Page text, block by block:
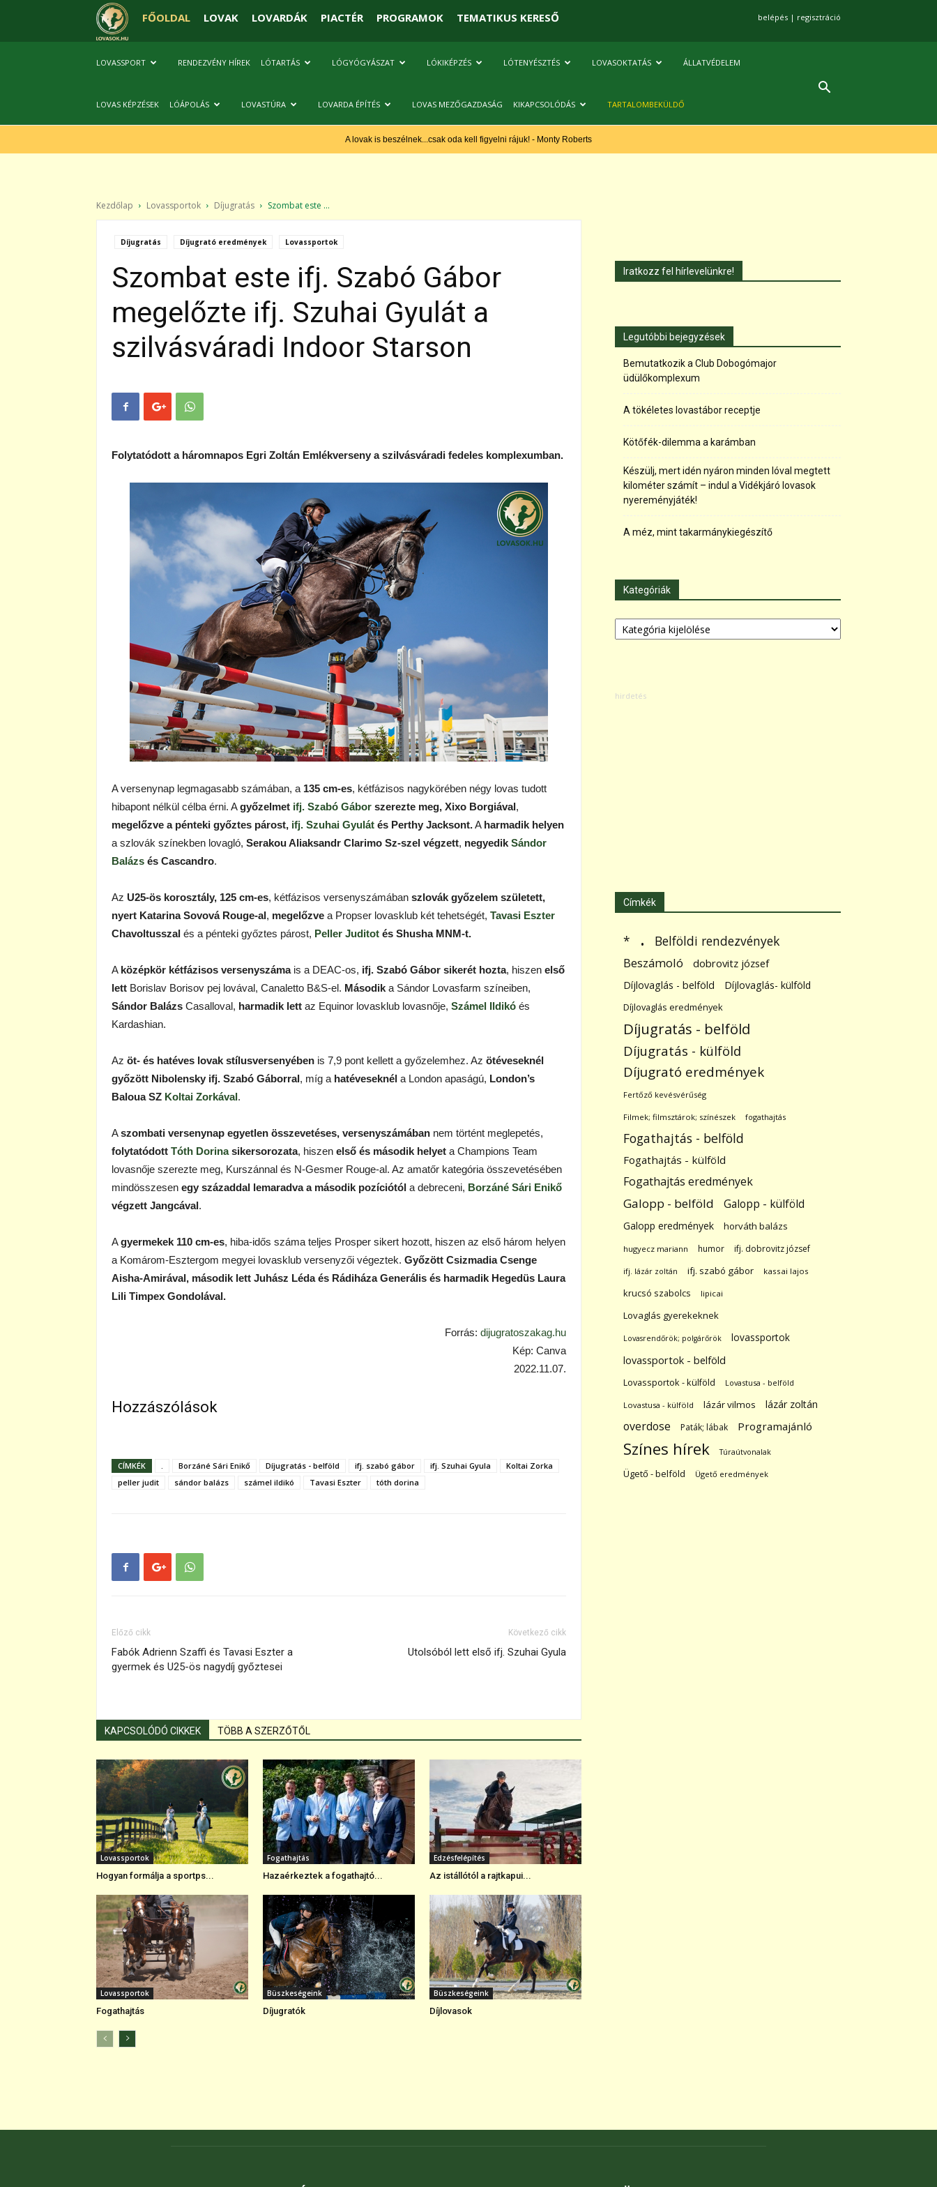
FŐOLDAL LOVAK LOVARDÁK PIACTÉR PROGRAMOK TEMATIKUS KERESŐ belépés | regisztráció
LOVASSPORT RENDEZVÉNY HÍREK LÓTARTÁS LÓGYÓGYÁSZAT LÓKIKÉPZÉS LÓTENYÉSZTÉS LOVASOKTATÁS ÁLLATVÉDELEM
LOVAS KÉPZÉSEK LÓÁPOLÁS LOVASTÚRA LOVARDA ÉPÍTÉS LOVAS MEZŐGAZDASÁG KIKAPCSOLÓDÁS TARTALOMBEKÜLDŐ
A lovak is beszélnek...csak oda kell figyelni rájuk! - Monty Roberts
Kezdőlap Lovassportok Díjugratás Szombat este ...
Díjugratás Díjugrató eredmények Lovassportok
Szombat este ifj. Szabó Gábor
megelőzte ifj. Szuhai Gyulát a
szilvásváradi Indoor Starson
Folytatódott a háromnapos Egri Zoltán Emlékverseny a szilvásváradi fedeles komplexumban.
A versenynap legmagasabb számában, a 135 cm-es, kétfázisos nagykörében négy lovas tudott
hibapont nélkül célba érni. Agyőzelmet ifj. Szabó Gábor szerezte meg, Xixo Borgiával,
megelőzve a pénteki győztes párost, ifj. Szuhai Gyulát és Perthy Jacksont.A harmadik helyen
a szlovák színekben lovagló, Serakou Aliaksandr Clarimo Sz-szel végzett, negyedik Sándor
Balázs és Cascandro.
Az U25-ös korosztály, 125 cm-es, kétfázisos versenyszámában szlovák győzelem született,
nyert Katarina Sovová Rouge-al, megelőzve a Propser lovasklub két tehetségét, Tavasi Eszter
Chavoltusszal és a pénteki győztes párost, Peller Juditot és Shusha MNM-t.
A középkör kétfázisos versenyszámais a DEAC-os, ifj. Szabó Gábor sikerét hozta, hiszen első
lett Borislav Borisov pej lovával, Canaletto B&S-el. Második a Sándor Lovasfarm színeiben,
Sándor Balázs Casalloval, harmadik lett az Equinor lovasklub lovasnője, Számel Ildikó és
Kardashian.
Az öt- és hatéves lovak stílusversenyében is 7,9 pont kellett a győzelemhez. Az ötéveseknél
győzött Nibolensky ifj. Szabó Gáborral, míg a hatéveseknél a London apaságú, London’s
Baloua SZ Koltai Zorkával.
Aszombati versenynap egyetlen összevetéses, versenyszámában nem történt meglepetés,
folytatódott Tóth Dorinasikersorozata, hiszen első és második helyet a Champions Team
lovasnője szerezte meg, Kurszánnal és N-Gesmer Rouge-al. Az amatőr kategória összevetésében
mindösszesen egy századdal lemaradva a második pozíciótól a debreceni, Borzáné Sári Enikő
végzett Jangcával.
Agyermekek 110 cm-es, hiba-idős száma teljes Prosper sikert hozott, hiszen az első három helyen
a Komárom-Esztergom megyei lovasklub versenyzői végeztek. Győzött Csizmadia Csenge
Aisha-Amirával, második lett Juhász Léda és Rádiháza Generális és harmadik Hegedüs Laura
Lili Timpex Gondolával.
Forrás: dijugratoszakag.hu
Kép: Canva
2022.11.07.
Hozzászólások
CÍMKÉK . Borzáné Sári Enikő Díjugratás - belföld ifj. szabó gábor ifj. Szuhai Gyula
Koltai Zorka
peller judit
sándor balázs számel ildikó Tavasi Eszter tóth dorina
Előző cikk
Fabók Adrienn Szaffi és Tavasi Eszter a
gyermek és U25-ös nagydíj győztesei
Következő cikk
Utolsóból lett első ifj. Szuhai Gyula
KAPCSOLÓDÓ CIKKEK TÖBB A SZERZŐTŐL
Lovassportok
Hogyan formálja a sportps...
Fogathajtás
Hazaérkeztek a fogathajtó...
Edzésfelépítés
Az istállótól a rajtkapui...
Lovassportok
Fogathajtás
Büszkeségeink
Díjugratók
Büszkeségeink
Díjlovasok
Iratkozz fel hírlevelünkre!
Legutóbbi bejegyzések
Bemutatkozik a Club Dobogómajor
üdülőkomplexum
A tökéletes lovastábor receptje
Kötőfék-dilemma a karámban
Készülj, mert idén nyáron minden lóval megtett
kilométer számít – indul a Vidékjáró lovasok
nyereményjáték!
A méz, mint takarmánykiegészítő
Kategóriák
Kategóriák
Címkék
* . Belföldi rendezvények
Beszámoló dobrovitz józsef
Díjlovaglás - belföld Díjlovaglás- külföld
Díjlovaglás eredmények
Díjugratás - belföld
Díjugratás - külföld
Díjugrató eredmények
Fertőző kevésvérűség
Filmek; filmsztárok; színészek fogathajtás
Fogathajtás - belföld
Fogathajtás - külföld
Fogathajtás eredmények
Galopp - belföld Galopp - külföld
Galopp eredmények horváth balázs
hugyecz mariann humor ifj. dobrovitz józsef
ifj. lázár zoltán ifj. szabó gábor kassai lajos
krucsó szabolcs lipicai
Lovaglás gyerekeknek
Lovasrendőrök; polgárőrök
lovassportok
lovassportok - belföld
Lovassportok - külföld Lovastusa - belföld
Lovastusa - külföld lázár vilmos lázár zoltán
overdose Paták; lábak Programajánló
Színes hírek Túraútvonalak
Ügető - belföld Ügető eredmények